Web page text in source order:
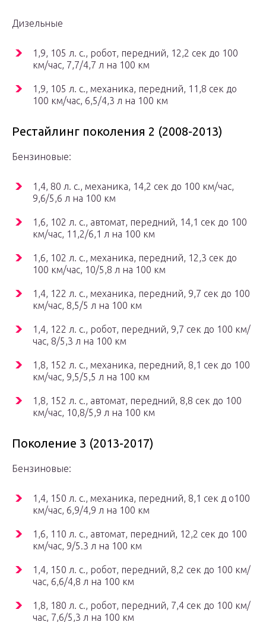
Дизельные
1,9, 105 л. с., робот, передний, 12,2 сек до 100
км/час, 7,7/4,7 л на 100 км
1,9, 105 л. с., механика, передний, 11,8 сек до
100 км/час, 6,5/4,3 л на 100 км
Рестайлинг поколения 2 (2008-2013)
Бензиновые:
1,4, 80 л. с., механика, 14,2 сек до 100 км/час,
9,6/5,6 л на 100 км
1,6, 102 л. с., автомат, передний, 14,1 сек до 100
км/час, 11,2/6,1 л на 100 км
1,6, 102 л. с., механика, передний, 12,3 сек до
100 км/час, 10/5,8 л на 100 км
1,4, 122 л. с., механика, передний, 9,7 сек до 100
км/час, 8,5/5 л на 100 км
1,4, 122 л. с., робот, передний, 9,7 сек до 100 км/
час, 8/5,3 л на 100 км
1,8, 152 л. с., механика, передний, 8,1 сек до 100
км/час, 9,5/5,5 л на 100 км
1,8, 152 л. с., автомат, передний, 8,8 сек до 100
км/час, 10,8/5,9 л на 100 км
Поколение 3 (2013-2017)
Бензиновые:
1,4, 150 л. с., механика, передний, 8,1 сек д о100
км/час, 6,9/4,9 л на 100 км
1,6, 110 л. с., автомат, передний, 12,2 сек до 100
км/час, 9/5.3 л на 100 км
1,4, 150 л. с., робот, передний, 8,2 сек до 100 км/
час, 6,6/4,8 л на 100 км
1,8, 180 л. с., робот, передний, 7,4 сек до 100 км/
час, 7,6/5,3 л на 100 км